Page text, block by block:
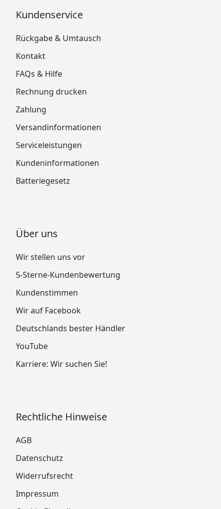
Kundenservice
Rückgabe & Umtausch
Kontakt
FAQs & Hilfe
Rechnung drucken
Zahlung
Versandinformationen
Serviceleistungen
Kundeninformationen
Batteriegesetz
Über uns
Wir stellen uns vor
5-Sterne-Kundenbewertung
Kundenstimmen
Wir auf Facebook
Deutschlands bester Händler
YouTube
Karriere: Wir suchen Sie!
Rechtliche Hinweise
AGB
Datenschutz
Widerrufsrecht
Impressum